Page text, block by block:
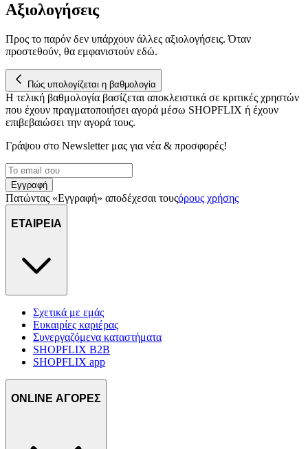
Αξιολογήσεις
Προς το παρόν δεν υπάρχουν άλλες αξιολογήσεις. Όταν
προστεθούν, θα εμφανιστούν εδώ.
Πώς υπολογίζεται η βαθμολογία
Η τελική βαθμολογία βασίζεται αποκλειστικά σε κριτικές χρηστών
που έχουν πραγματοποιήσει αγορά μέσω SHOPFLIX ή έχουν
επιβεβαιώσει την αγορά τους.
Γράψου στο Νewsletter μας για νέα & προσφορές!
Εγγραφή
Πατώντας «Εγγραφή» αποδέχεσαι τουςόρους χρήσης
ΕΤΑΙΡΕΙΑ
Σχετικά με εμάς
Ευκαιρίες καριέρας
Συνεργαζόμενα καταστήματα
SHOPFLIX B2B
SHOPFLIX app
ONLINE ΑΓΟΡΕΣ